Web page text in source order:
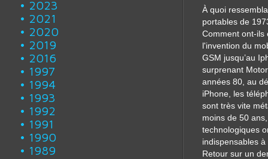
2023
2021
2020
2019
2016
1997
1994
1993
1992
1991
1990
1989
À quoi
portables de
Comment ont-ils
l'invention du
GSM jusqu’au
surprenant
années 80, au
iPhone, les
sont très vite
moins de 50
technologiques
indispensables
Retour sur un